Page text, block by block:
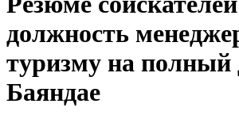
должность
туризму на полный
Баяндае